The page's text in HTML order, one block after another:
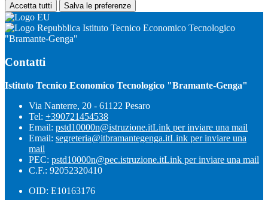
Accetta tutti Salva le preferenze
Istituto Tecnico Economico Tecnologico
"Bramante-Genga"
Contatti
Istituto Tecnico Economico Tecnologico "Bramante-Genga"
Via Nanterre, 20 - 61122 Pesaro
Tel: +390721454538
Email: pstd10000n@istruzione.itLink per inviare una mail
Email: segreteria@itbramantegenga.itLink per inviare una
mail
PEC: pstd10000n@pec.istruzione.itLink per inviare una mail
C.F.: 92052320410
OID: E10163176